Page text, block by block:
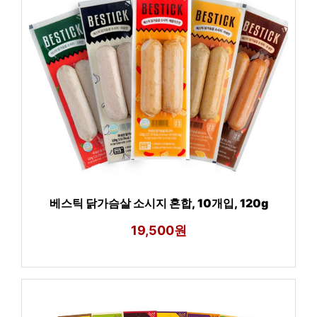
베스틱 닭가슴살 소시지 혼합, 10개입, 120g
19,500원